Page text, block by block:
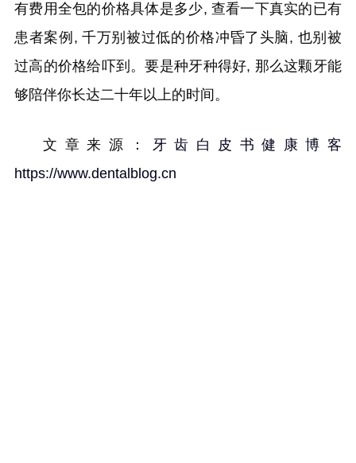
有费用全包的价格具体是多少, 查看一下真实的已有
患者案例, 千万别被过低的价格冲昏了头脑, 也别被
过高的价格给吓到。要是种牙种得好, 那么这颗牙能
够陪伴你长达二十年以上的时间。
文章来源： 牙齿白皮书健康博客
https://www.dentalblog.cn